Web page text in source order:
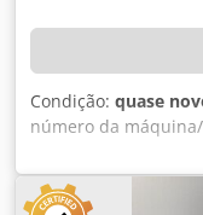
Condição: quase
número da
estado como novo
– (Dalmec, parceiro
(capacidade de